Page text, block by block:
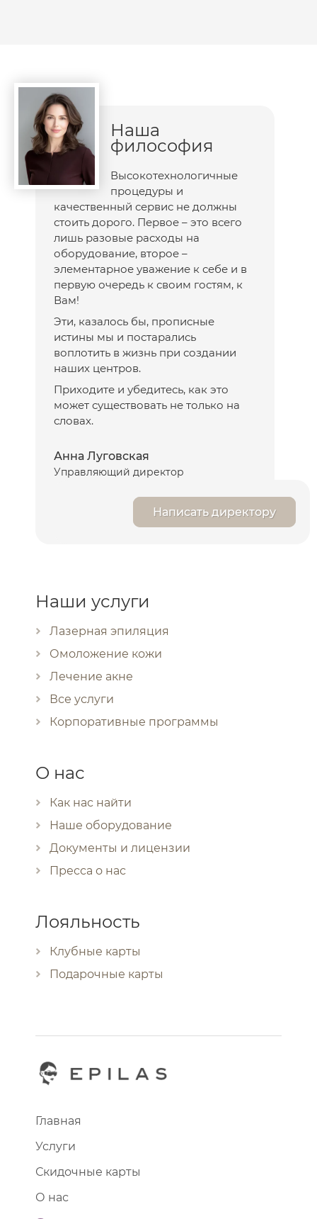
Наша
философия
Высокотехнологичные
процедуры и
качественный сервис не должны
стоить дорого. Первое – это всего
лишь разовые расходы на
оборудование, второе –
элементарное уважение к себе и в
первую очередь к своим гостям, к
Вам!
Эти, казалось бы, прописные
истины мы и постарались
воплотить в жизнь при создании
наших центров.
Приходите и убедитесь, как это
может существовать не только на
словах.
Анна Луговская
Управляющий директор
Написать директору
Наши услуги
Лазерная эпиляция
Омоложение кожи
Лечение акне
Все услуги
Корпоративные программы
О нас
Как нас найти
Наше оборудование
Документы и лицензии
Пресса о нас
Лояльность
Клубные карты
Подарочные карты
Главная
Услуги
Скидочные карты
О нас